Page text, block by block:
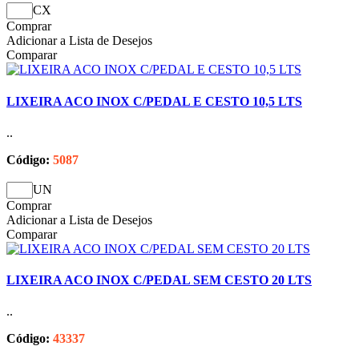
CX
Comprar
Adicionar a Lista de Desejos
Comparar
LIXEIRA ACO INOX C/PEDAL E CESTO 10,5 LTS
..
Código: 5087
UN
Comprar
Adicionar a Lista de Desejos
Comparar
LIXEIRA ACO INOX C/PEDAL SEM CESTO 20 LTS
..
Código: 43337